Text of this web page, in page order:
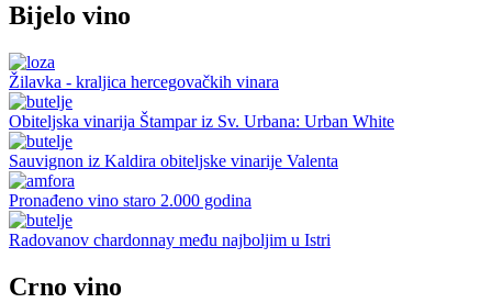
Bijelo vino
Žilavka - kraljica hercegovačkih vinara
Obiteljska vinarija Štampar iz Sv. Urbana: Urban White
Sauvignon iz Kaldira obiteljske vinarije Valenta
Pronađeno vino staro 2.000 godina
Radovanov chardonnay među najboljim u Istri
Crno vino